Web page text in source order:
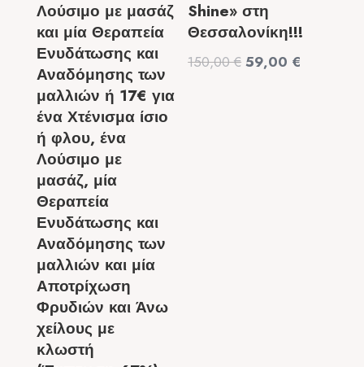
Λούσιμο με μασάζ
και μία Θεραπεία
Ενυδάτωσης και
Αναδόμησης των
μαλλιών ή 17€ για
ένα Χτένισμα ίσιο
ή φλου, ένα
Λούσιμο με
μασάζ, μία
Θεραπεία
Ενυδάτωσης και
Αναδόμησης των
μαλλιών και μία
Αποτρίχωση
Φρυδιών και Άνω
χείλους με
κλωστή
Shine» στη
Θεσσαλονίκη!!!
150,00€ Original
59,00 €